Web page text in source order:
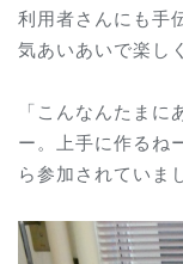
利用者さんにも手
気あいあいで楽し
「こんなんたま
ー。上手に作るね
ら参加されていま